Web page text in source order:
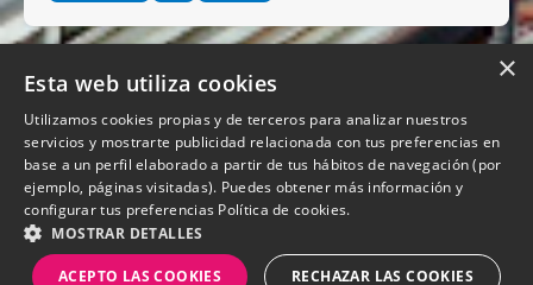
QUIENES SOMOS
×
Esta web utiliza cookies
Utilizamos cookies propias y de terceros para analizar nuestros
servicios y mostrarte publicidad relacionada con tus preferencias en
base a un perfil elaborado a partir de tus hábitos de navegación (por
ejemplo, páginas visitadas). Puedes obtener más información y
configurar tus preferencias Política de cookies.
MOSTRAR DETALLES
ACEPTO LAS COOKIES RECHAZAR LAS COOKIES